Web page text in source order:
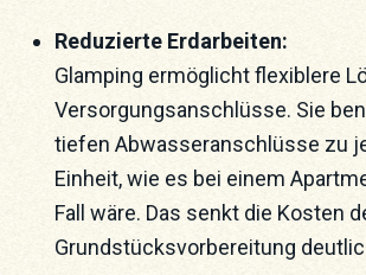
Reduzierte Erdarbeiten:
Glamping ermöglicht flexiblere
Versorgungsanschlüsse. Sie
tiefen Abwasseranschlüsse zu
Einheit, wie es bei einem
Fall wäre. Das senkt die Kosten
Grundstücksvorbereitung